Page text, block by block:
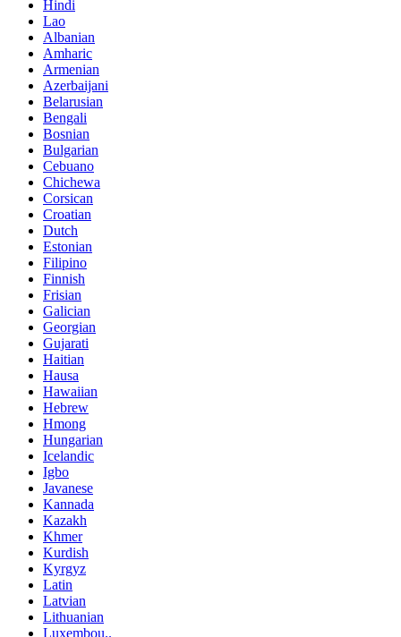
Hindi
Lao
Albanian
Amharic
Armenian
Azerbaijani
Belarusian
Bengali
Bosnian
Bulgarian
Cebuano
Chichewa
Corsican
Croatian
Dutch
Estonian
Filipino
Finnish
Frisian
Galician
Georgian
Gujarati
Haitian
Hausa
Hawaiian
Hebrew
Hmong
Hungarian
Icelandic
Igbo
Javanese
Kannada
Kazakh
Khmer
Kurdish
Kyrgyz
Latin
Latvian
Lithuanian
Luxembou..